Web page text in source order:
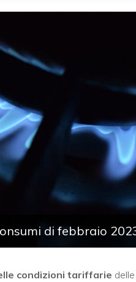
di febbraio
condizioni tariffarie